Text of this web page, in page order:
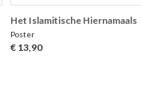
Het Islamitische Hiernamaals
Poster
€ 13,90